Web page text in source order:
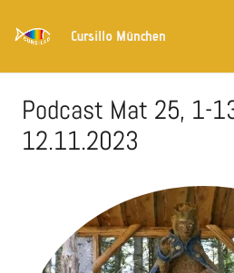
Cursillo München
Podcast Mat 25, 1-
12.11.2023